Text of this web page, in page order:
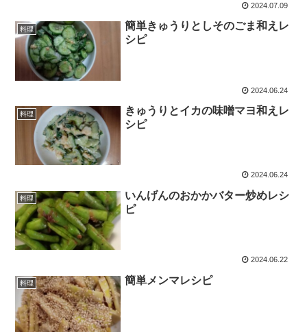
2024.07.09
料理
簡単きゅうりとしそのごま和えレ
シピ
2024.06.24
料理
きゅうりとイカの味噌マヨ和えレ
シピ
2024.06.24
料理
いんげんのおかかバター炒めレシ
ピ
2024.06.22
料理 簡単メンマレシピ